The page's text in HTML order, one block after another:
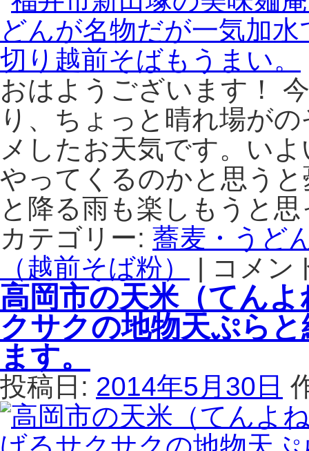
ば
が
味
わ
え
る。
は
麦
と
地
の
採
た
て
山
菜
や
天
然
き
こ
が
味
わ
え
は
遠
町
へ
転
し
日々
茶
寮
連
（に
ち
ち
さ
り
ょ
う
れ
ん）
新
鮮
な
地
の
おはようございます！
り、ちょっと晴れ場が
メしたお天気です。い
やってくるのかと思う
と降る雨も楽しもうと
カテゴリー: 蕎麦・うど
（越前そば粉）
|
福
井
市
新
田
塚
美
味
麺
庵
た
コメン
高岡市の天米（てん
クサクの地物天ぷら
ます。
投稿日: 2014年5月30日